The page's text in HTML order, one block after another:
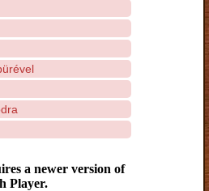
a newer version of
Player.